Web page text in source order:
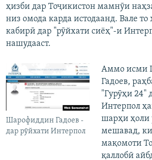
ҳизби дар Тоҷикистон мамнӯи
низ омода карда истодаанд. Вале
кабирӣ дар "рӯйхати сиёҳ"-и
нашудааст.
Шарофиддин Гадоев -
дар рӯйхати Интерпол
Аммо исми
Гадоев,
"Гурӯҳи 24"
Интерпол
шарҳи ҳоли
мешавад, ки
мақомоти
қаллобӣ